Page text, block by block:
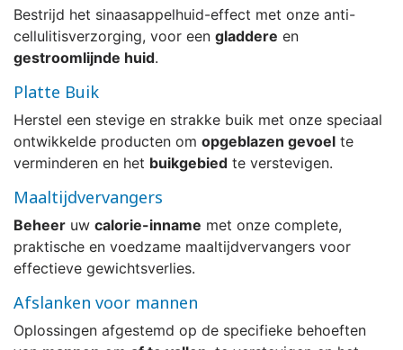
Bestrijd het sinaasappelhuid-effect met onze anti-
cellulitisverzorging, voor een gladdere en
gestroomlijnde huid.
Platte Buik
Herstel een stevige en strakke buik met onze speciaal
ontwikkelde producten om opgeblazen gevoel te
verminderen en het buikgebied te verstevigen.
Maaltijdvervangers
Beheer uw calorie-inname met onze complete,
praktische en voedzame maaltijdvervangers voor
effectieve gewichtsverlies.
Afslanken voor mannen
Oplossingen afgestemd op de specifieke behoeften